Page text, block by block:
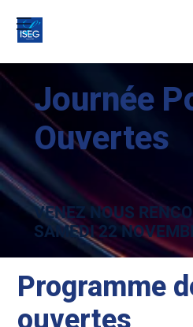
Journée
Ouvertes
VENEZ NOUS
SAMEDI 22
Programme
ouvertes